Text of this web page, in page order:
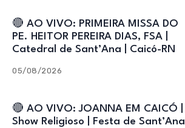
🔴 AO VIVO: PRIMEIRA MISSA DO
PE. HEITOR PEREIRA DIAS, FSA |
Catedral de Sant’Ana | Caicó-RN
05/08/2026
🔴 AO VIVO: JOANNA EM CAICÓ |
Show Religioso | Festa de Sant’Ana